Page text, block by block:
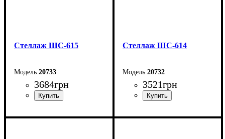
Стеллаж ШС-615
20733
3684грн
Ширина: 60 см
Стеллаж ШС-614
20732
3521грн
Ширина: 60 см